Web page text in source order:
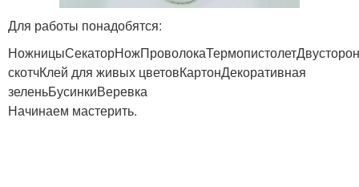
Для работы понадобятся:
скотчКлей для живых цветовКартонДекоративная
зеленьБусинкиВеревка
Начинаем мастерить.